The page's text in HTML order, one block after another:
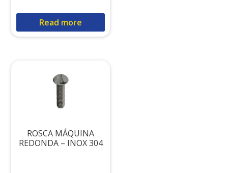
Read more
ROSCA MÁQUINA
REDONDA – INOX 304